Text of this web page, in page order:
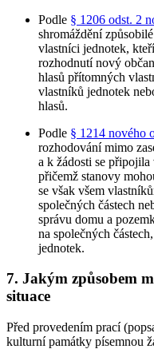
Podle § 1206 odst. 2
shromáždění
vlastníci jednotek,
rozhodnutí nový
hlasů přítomných
vlastníků jednotek
hlasů.
Podle § 1214 nového
rozhodování mimo
a k žádosti se
přičemž stanovy
se však všem
společných částech
správu domu a
na společných
jednotek.
7. Jakým způsobem
situace
Před provedením prací
kulturní památky písemnou